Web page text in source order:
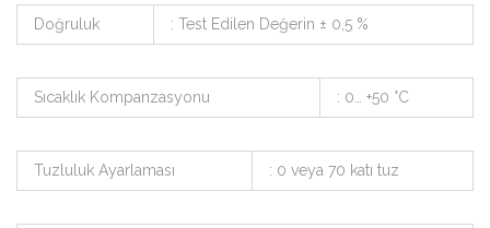
Doğruluk : Test Edilen Değerin ± 0,5 %
Sıcaklık Kompanzasyonu : 0… +50 °C
Tuzluluk Ayarlaması : 0 veya 70 katı tuz